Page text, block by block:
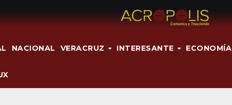
NACIONAL VERACRUZ INTERESANTE ECONOMÍA